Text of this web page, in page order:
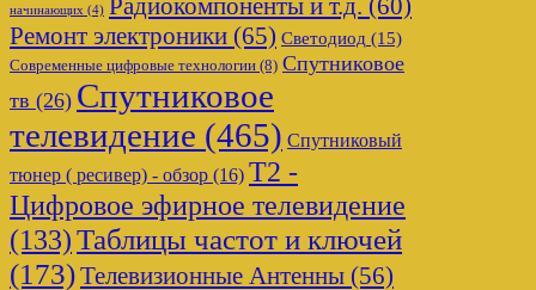
начинающих (4) Радиокомпоненты и т.д. (60)
Ремонт электроники (65) Светодиод (15)
Современные цифровые технологии (8) Спутниковое
тв (26) Спутниковое
телевидение (465) Спутниковый
тюнер ( ресивер) - обзор (16) Т2 -
Цифровое эфирное телевидение
(133)Таблицы частот и ключей
(173)Телевизионные Антенны (56)